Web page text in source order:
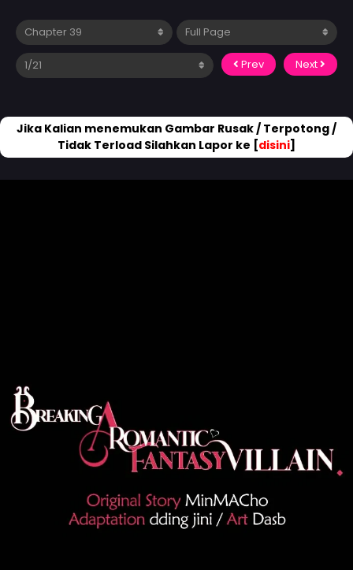
Prev Next
Jika Kalian menemukan Gambar Rusak / Terpotong /
Tidak Terload Silahkan Lapor ke [disini]